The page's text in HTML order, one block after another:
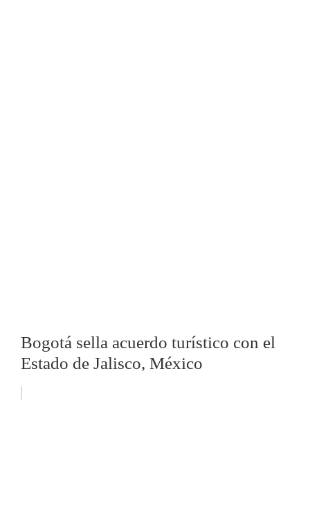
Bogotá sella acuerdo turístico con el
Estado de Jalisco, México